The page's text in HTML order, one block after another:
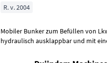
R. v. 2004
Mobiler Bunker zum Befüllen von
hydraulisch ausklappbar und mit